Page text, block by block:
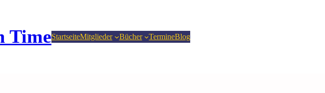
TimeStartseiteMitglieder Bücher TermineBlog